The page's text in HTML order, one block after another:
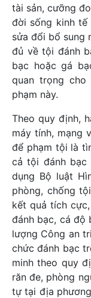
tài sản, cưỡng
đời sống kinh tế
sửa đổi bổ sung
đủ về tội đánh
bạc hoặc gá
quan trọng
phạm này.
Theo quy định,
máy tính, mạng
để phạm tội là
cả tội đánh bạc
dụng Bộ luật
phòng, chống
kết quả tích
đánh bạc, cá độ
lượng Công an
chức đánh bạc
minh theo quy
răn đe, phòng
tự tại địa